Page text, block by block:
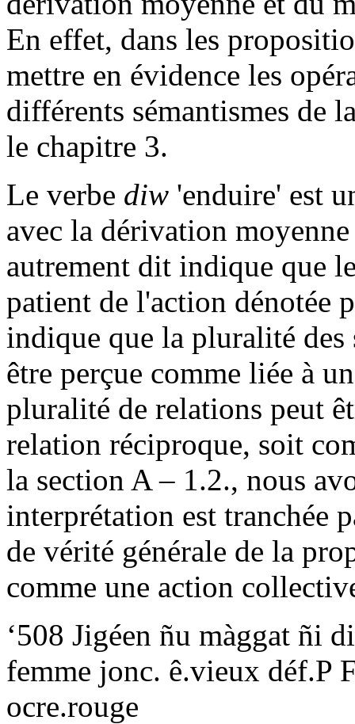
En effet, dans les
mettre en évidence les
différents sémantismes de
le chapitre 3.
Le verbe diw 'enduire' est
avec la dérivation
autrement dit indique que
patient de l'action dénotée
indique que la pluralité
être perçue comme liée à
pluralité de relations peut
relation réciproque, soit
la section A – 1.2., nous
interprétation est tranchée
de vérité générale de la
comme une action
‘508 Jigéen ñu màggat ñi
femme jonc. ê.vieux déf.P
ocre.rouge